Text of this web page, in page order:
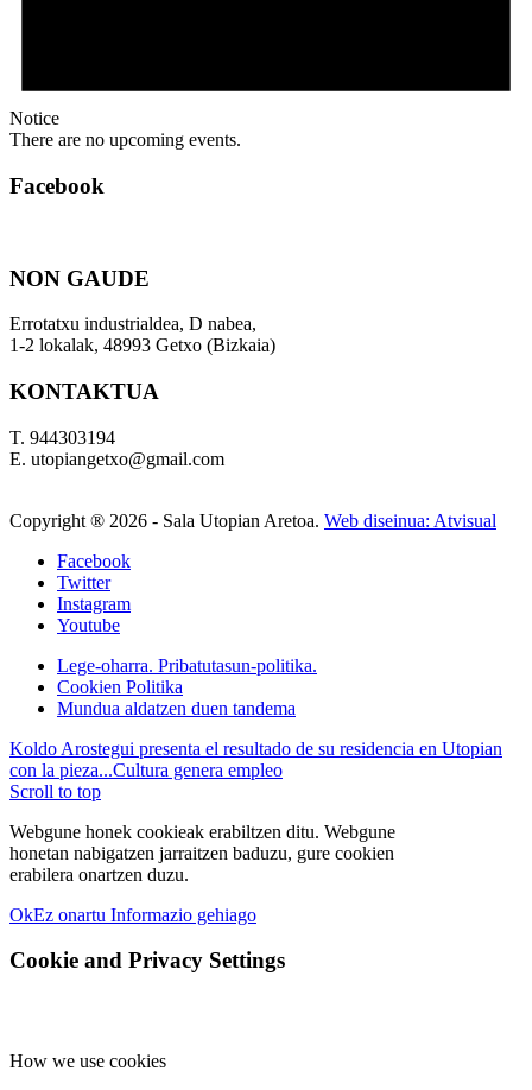
Notice
There are no upcoming events.
Facebook
NON GAUDE
Errotatxu industrialdea, D nabea,
1-2 lokalak, 48993 Getxo (Bizkaia)
KONTAKTUA
T. 944303194
E. utopiangetxo@gmail.com
Copyright ® 2026 - Sala Utopian Aretoa. Web diseinua: Atvisual
Facebook
Twitter
Instagram
Youtube
Lege-oharra. Pribatutasun-politika.
Cookien Politika
Mundua aldatzen duen tandema
Koldo Arostegui presenta el resultado de su residencia en Utopian
con la pieza...Cultura genera empleo
Scroll to top
Webgune honek cookieak erabiltzen ditu. Webgune
honetan nabigatzen jarraitzen baduzu, gure cookien
erabilera onartzen duzu.
OkEz onartu Informazio gehiago
Cookie and Privacy Settings
How we use cookies